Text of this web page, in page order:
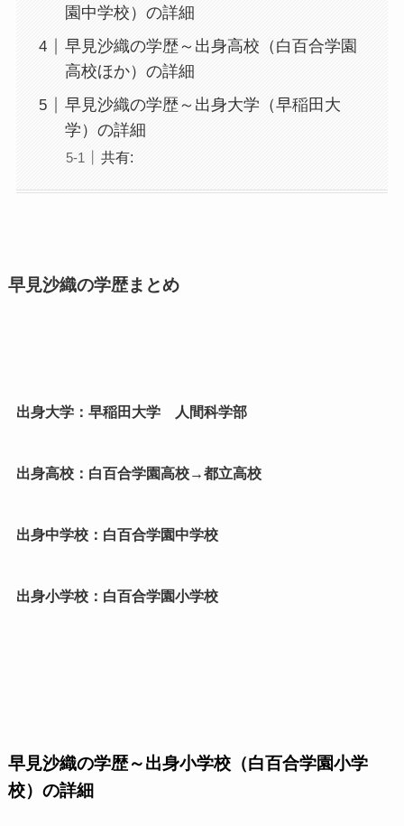
園中学校）の詳細
早見沙織の学歴～出身高校（白百合学園
高校ほか）の詳細
早見沙織の学歴～出身大学（早稲田大
学）の詳細
共有:
早見沙織の学歴まとめ
出身大学：早稲田大学 人間科学部
出身高校：白百合学園高校→都立高校
出身中学校：白百合学園中学校
出身小学校：白百合学園小学校
早見沙織の学歴～出身小学校（白百合学園小学
校）の詳細